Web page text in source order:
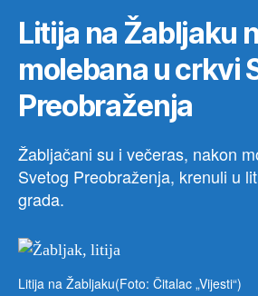
Litija na Žabljaku
molebana u crkvi
Preobraženja
Žabljačani su i večeras, nakon
Svetog Preobraženja, krenuli u
grada.
Litija na Žabljaku(Foto: Čitalac „Vijesti“)